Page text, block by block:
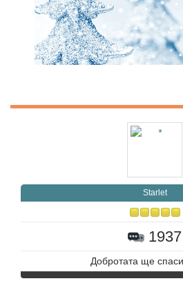
Starlet
1937
Добротата ще